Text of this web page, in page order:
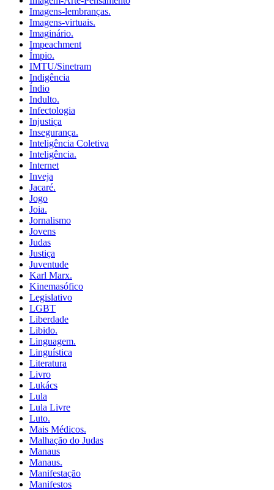
Imagens-lembranças.
Imagens-virtuais.
Imaginário.
Impeachment
Ímpio.
IMTU/Sinetram
Indigência
Índio
Indulto.
Infectologia
Injustiça
Insegurança.
Inteligência Coletiva
Inteligência.
Internet
Inveja
Jacaré.
Jogo
Joia.
Jornalismo
Jovens
Judas
Justiça
Juventude
Karl Marx.
Kinemasófico
Legislativo
LGBT
Liberdade
Libido.
Linguagem.
Linguística
Literatura
Livro
Lukács
Lula
Lula Livre
Luto.
Mais Médicos.
Malhação do Judas
Manaus
Manaus.
Manifestação
Manifestos